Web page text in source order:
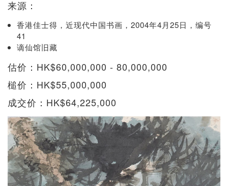
来源：
香港佳士得，近现代中国书画，2004年4月25日，编号
41
谪仙馆旧藏
估价：HK$60,000,000 - 80,000,000
槌价：HK$55,000,000
成交价：HK$64,225,000